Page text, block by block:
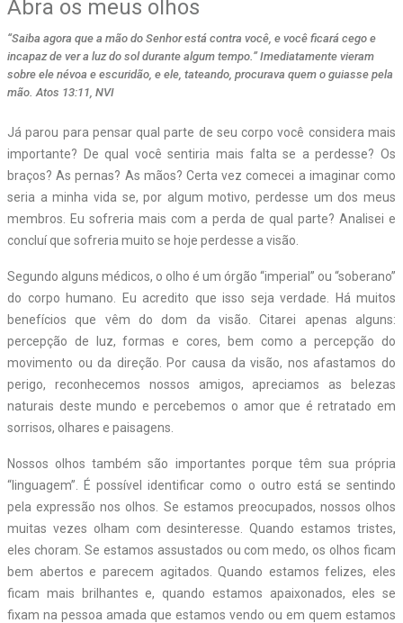
Abra os meus olhos
“Saiba agora que a mão do Senhor está contra você, e você ficará cego e
incapaz de ver a luz do sol durante algum tempo.” Imediatamente vieram
sobre ele névoa e escuridão, e ele, tateando, procurava quem o guiasse pela
mão. Atos 13:11, NVI
Já parou para pensar qual parte de seu corpo você considera mais
importante? De qual você sentiria mais falta se a perdesse? Os
braços? As pernas? As mãos? Certa vez comecei a imaginar como
seria a minha vida se, por algum motivo, perdesse um dos meus
membros. Eu sofreria mais com a perda de qual parte? Analisei e
concluí que sofreria muito se hoje perdesse a visão.
Segundo alguns médicos, o olho é um órgão “imperial” ou “soberano”
do corpo humano. Eu acredito que isso seja verdade. Há muitos
benefícios que vêm do dom da visão. Citarei apenas alguns:
percepção de luz, formas e cores, bem como a percepção do
movimento ou da direção. Por causa da visão, nos afastamos do
perigo, reconhecemos nossos amigos, apreciamos as belezas
naturais deste mundo e percebemos o amor que é retratado em
sorrisos, olhares e paisagens.
Nossos olhos também são importantes porque têm sua própria
“linguagem”. É possível identificar como o outro está se sentindo
pela expressão nos olhos. Se estamos preocupados, nossos olhos
muitas vezes olham com desinteresse. Quando estamos tristes,
eles choram. Se estamos assustados ou com medo, os olhos ficam
bem abertos e parecem agitados. Quando estamos felizes, eles
ficam mais brilhantes e, quando estamos apaixonados, eles se
fixam na pessoa amada que estamos vendo ou em quem estamos